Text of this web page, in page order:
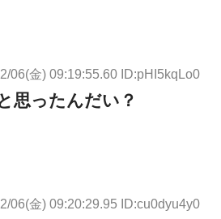
06(金) 09:19:55.60 ID:pHI5kqLo0
思ったんだい？
06(金) 09:20:29.95 ID:cu0dyu4y0